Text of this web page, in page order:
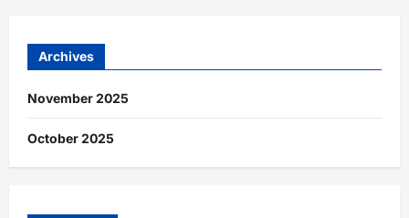
Archives
November 2025
October 2025